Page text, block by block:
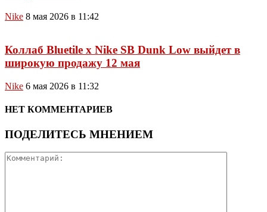
Nike 8 мая 2026 в 11:42
Коллаб Bluetile x Nike SB Dunk Low выйдет в
широкую продажу 12 мая
Nike 6 мая 2026 в 11:32
НЕТ КОММЕНТАРИЕВ
ПОДЕЛИТЕСЬ МНЕНИЕМ